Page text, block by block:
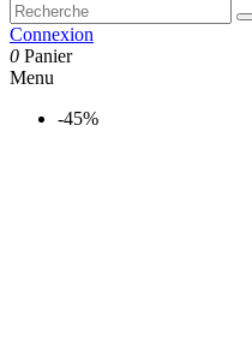
Connexion
0 Panier
Menu
-45%